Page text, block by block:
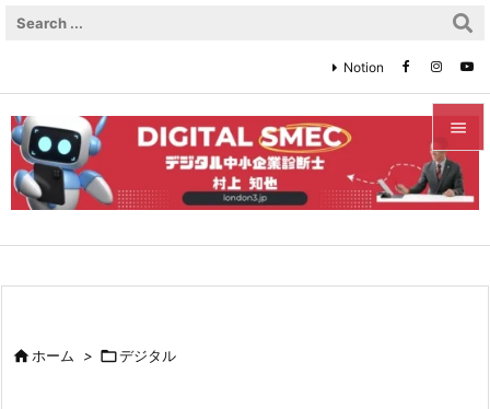


メニュ

Notion
ホーム > デジタル